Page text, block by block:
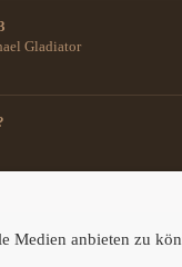
Gladiator
Medien anbieten zu